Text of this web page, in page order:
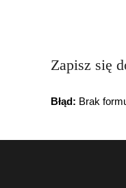
Zapisz się
Błąd: Brak